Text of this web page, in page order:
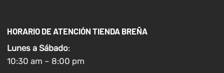
HORARIO DE ATENCIÓN TIENDA BREÑA
Lunes a Sábado:
10:30 am – 8:00 pm